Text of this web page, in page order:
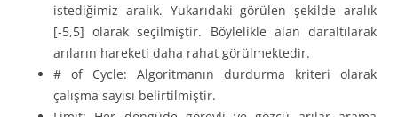
istediğimiz aralık. Yukarıdaki görülen şekilde aralık
[-5,5] olarak seçilmiştir. Böylelikle alan daraltılarak
arıların hareketi daha rahat görülmektedir.
# of Cycle: Algoritmanın durdurma kriteri olarak
çalışma sayısı belirtilmiştir.